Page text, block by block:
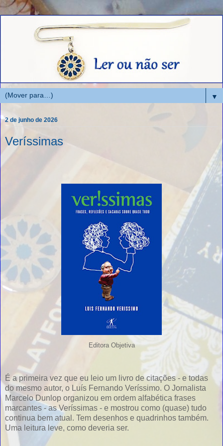
▼
2 de junho de 2026
Veríssimas
Editora Objetiva
É a primeira vez que eu leio um livro de citações - e todas
do mesmo autor, o Luís Fernando Veríssimo. O Jornalista
Marcelo Dunlop organizou em ordem alfabética frases
marcantes - as Veríssimas - e mostrou como (quase) tudo
continua bem atual. Tem desenhos e quadrinhos também.
Uma leitura leve, como deveria ser.